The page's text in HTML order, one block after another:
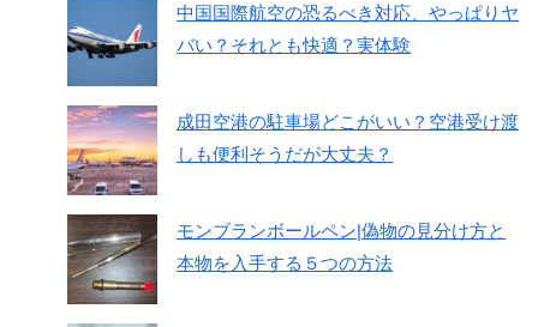
中国国際航空の恐るべき対応、やっぱりヤ
バい？それとも快適？実体験
成田空港の駐車場どこがいい？空港受け渡
しも便利そうだが大丈夫？
モンブランボールペン|偽物の見分け方と
本物を入手する５つの方法